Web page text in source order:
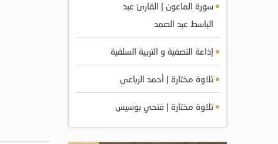
سورة الماعون | القارئ عبد
الباسط عبد الصمد
إذاعة التصفية و التربية السلفية
تلاوة مختارة | أحمد الرباعي
تلاوة مختارة | فتحي بوسيس